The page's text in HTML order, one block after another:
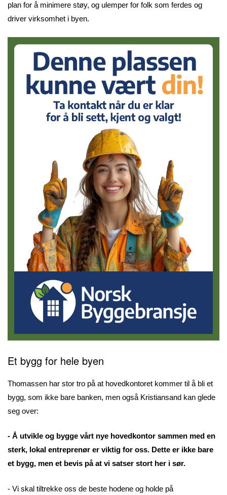
plan for å minimere støy, og ulemper for folk som ferdes og
driver virksomhet i byen.
Et bygg for hele byen
Thomassen har stor tro på at hovedkontoret kommer til å bli et
bygg, som ikke bare banken, men også Kristiansand kan glede
seg over:
- Å utvikle og bygge vårt nye hovedkontor sammen med en
sterk, lokal entreprenør er viktig for oss. Dette er ikke bare
et bygg, men et bevis på at vi satser stort her i sør.
- Vi skal tiltrekke oss de beste hodene og holde på